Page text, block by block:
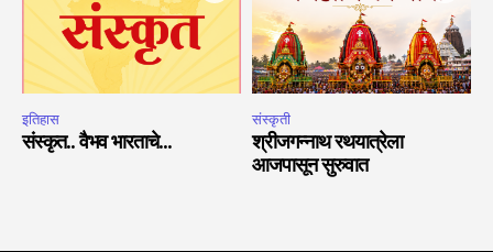
इतिहास
संस्कृत.. वैभव भारताचे…
संस्कृती
श्रीजगन्नाथ रथयात्रेला
आजपासून सुरुवात